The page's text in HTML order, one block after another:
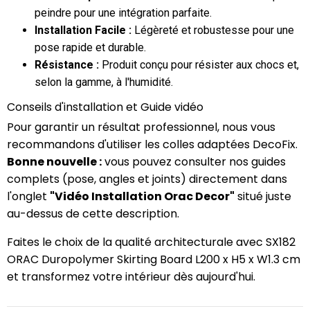
peindre pour une intégration parfaite.
Installation Facile : Légèreté et robustesse pour une
pose rapide et durable.
Résistance : Produit conçu pour résister aux chocs et,
selon la gamme, à l'humidité.
Conseils d'installation et Guide vidéo
Pour garantir un résultat professionnel, nous vous
recommandons d'utiliser les colles adaptées DecoFix.
Bonne nouvelle :vous pouvez consulter nos guides
complets (pose, angles et joints) directement dans
l'onglet "Vidéo Installation Orac Decor" situé juste
au-dessus de cette description.
Faites le choix de la qualité architecturale avec SX182
ORAC Duropolymer Skirting Board L200 x H5 x W1.3 cm
et transformez votre intérieur dès aujourd'hui.